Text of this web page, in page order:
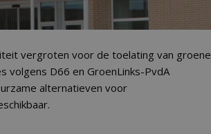
vergroten voor de toelating van groene
volgens D66 en GroenLinks-PvdA
alternatieven voor